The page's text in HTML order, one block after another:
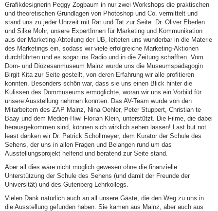
Grafikdesignerin Peggy Zogbaum in nur zwei Workshops die praktischen
und theoretischen Grundlagen von Photoshop und Co. vermittelt und
stand uns zu jeder Uhrzeit mit Rat und Tat zur Seite. Dr. Oliver Eberlen
und Silke Mohr, unsere ExpertInnen für Marketing und Kommunikation
aus der Marketing-Abteilung der UB, leiteten uns wunderbar in die Materie
des Marketings ein, sodass wir viele erfolgreiche Marketing-Aktionen
durchführten und es sogar ins Radio und in die Zeitung schafften. Vom
Dom- und Diözesanmuseum Mainz wurde uns die Museumspädagogin
Birgit Kita zur Seite gestellt, von deren Erfahrung wir alle profitieren
konnten. Besonders schön war, dass sie uns einen Blick hinter die
Kulissen des Dommuseums ermöglichte, woran wir uns ein Vorbild für
unsere Ausstellung nehmen konnten. Das AV-Team wurde von den
Mitarbeitern des ZAP Mainz, Nina Oehler, Peter Stuppert, Christian te
Baay und dem Medien-Hiwi Florian Klein, unterstützt. Die Filme, die dabei
herausgekommen sind, können sich wirklich sehen lassen! Last but not
least danken wir Dr. Patrick Schollmeyer, dem Kurator der Schule des
Sehens, der uns in allen Fragen und Belangen rund um das
Ausstellungsprojekt helfend und beratend zur Seite stand.
Aber all dies wäre nicht möglich gewesen ohne die finanzielle
Unterstützung der Schule des Sehens (und damit der Freunde der
Universität) und des Gutenberg Lehrkollegs.
Vielen Dank natürlich auch an all unsere Gäste, die den Weg zu uns in
die Ausstellung gefunden haben. Sie kamen aus Mainz, aber auch aus